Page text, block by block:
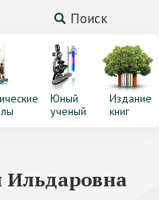
Поиск
Юный
ученый
Издание
книг